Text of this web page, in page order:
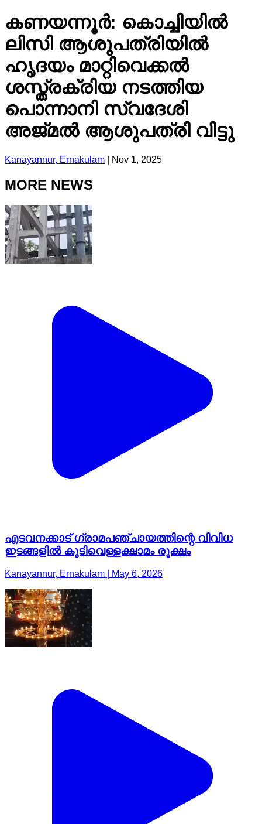
കണയന്നൂർ: കൊച്ചിയിൽ
ലിസി ആശുപത്രിയിൽ
ഹൃദയം മാറ്റിവെക്കൽ
ശസ്ത്രക്രിയ നടത്തിയ
പൊന്നാനി സ്വദേശി
അജ്മൽ ആശുപത്രി വിട്ടു
Kanayannur, Ernakulam Nov 1, 2025
MORE NEWS
എടവനക്കാട് ഗ്രാമപഞ്ചായത്തിന്റെ വിവിധ
ഇടങ്ങളിൽ കുടിവെള്ളക്ഷാമം രൂക്ഷം
Kanayannur, Ernakulam | May 6, 2026